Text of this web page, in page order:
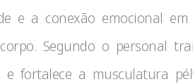
e a conexão emocional em
Segundo o personal
fortalece a musculatura